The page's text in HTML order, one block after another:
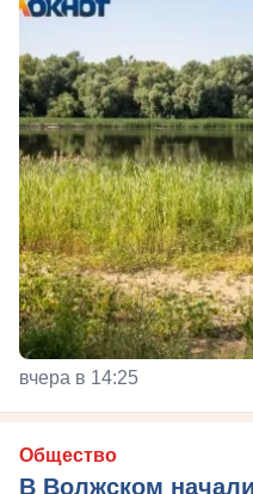
вчера в 14:25
Общество
В Волжском